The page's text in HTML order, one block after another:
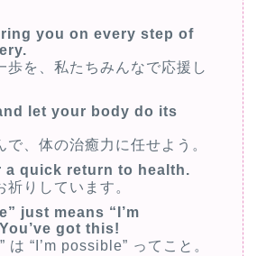
you on every step of
歩を、私たちみんなで応援し
let your body do its
で、体の治癒力に任せよう。
a quick return to health.
祈りしています。
just means “I’m
got this!
は “I’m possible” ってこと。